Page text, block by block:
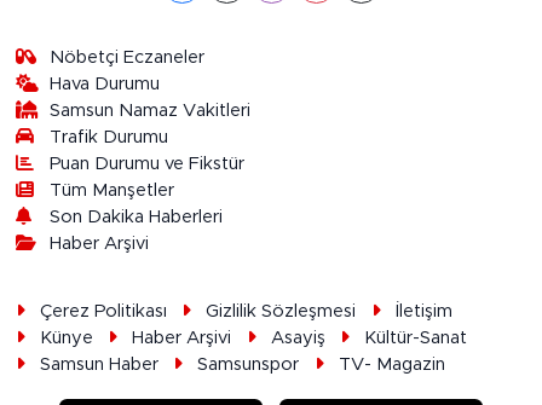
Nöbetçi Eczaneler
Hava Durumu
Samsun Namaz Vakitleri
Trafik Durumu
Puan Durumu ve Fikstür
Tüm Manşetler
Son Dakika Haberleri
Haber Arşivi
Çerez Politikası Gizlilik Sözleşmesi
İletişim
Künye
Haber Arşivi Asayiş
Kültür-Sanat
Samsun Haber
Samsunspor TV- Magazin